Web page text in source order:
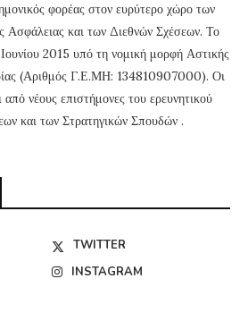
φορέας στον ευρύτερο χώρο των
Ασφάλειας και των Διεθνών Σχέσεων. Το
2015 υπό τη νομική μορφή Αστικής
(Αριθμός Γ.Ε.ΜΗ: 134810907000). Οι
από νέους επιστήμονες του ερευνητικού
και των Στρατηγικών Σπουδών .
TWITTER
INSTAGRAM